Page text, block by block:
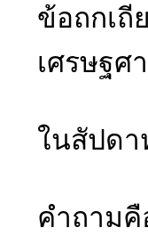
ข้อถกเถี
เศรษฐศ
ในสัปดา
คำถามคื